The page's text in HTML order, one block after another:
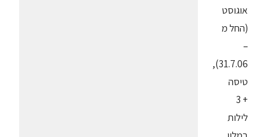
אוגוסט
(החל מ
–
31.7.06),
טיסה
+ 3
לילות